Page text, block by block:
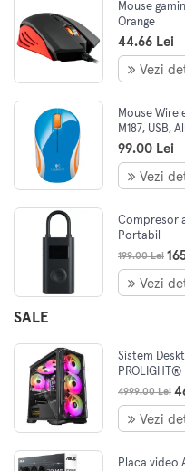
Mouse
Orange
44.66 Lei
Vezi
Mouse
M187, USB,
99.00 Lei
Vezi
Compresor
Portabil
199.00 Lei
Vezi
SALE
Sistem
Ryzen 5
RAM, 1TB
5060 8Gb,
Win11Pro
4999.00 Lei
Vezi
Placa video